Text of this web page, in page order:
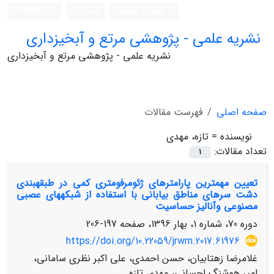
نشریه علمی - پژوهشی مرتع و آبخیزداری
نشریه علمی - پژوهشی مرتع و آبخیزداری
صفحه اصلی
فهرست مقالات
نویسنده = تازه، مهدی
تعداد مقالات:
1
تعیین مهمترین پارامترهای ژئومرفومتری کمی در طبقه‎بندی
دشت سرهای مناطق بیابانی با استفاده از شبکه‏های عصبی
مصنوعی وآنالیز حساسیت
دوره 70، شماره 1، بهار 1396، صفحه
197-206
https://doi.org/10.22059/jrwm.2017.61976
غلامرضا زهتابیان، حسن احمدی، علی اکبر نظری سامانی،